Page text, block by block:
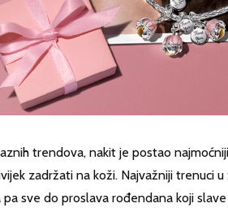
trendova, nakit je postao
zadržati na koži. Najvažniji trenuci
sve do proslava rođendana koji